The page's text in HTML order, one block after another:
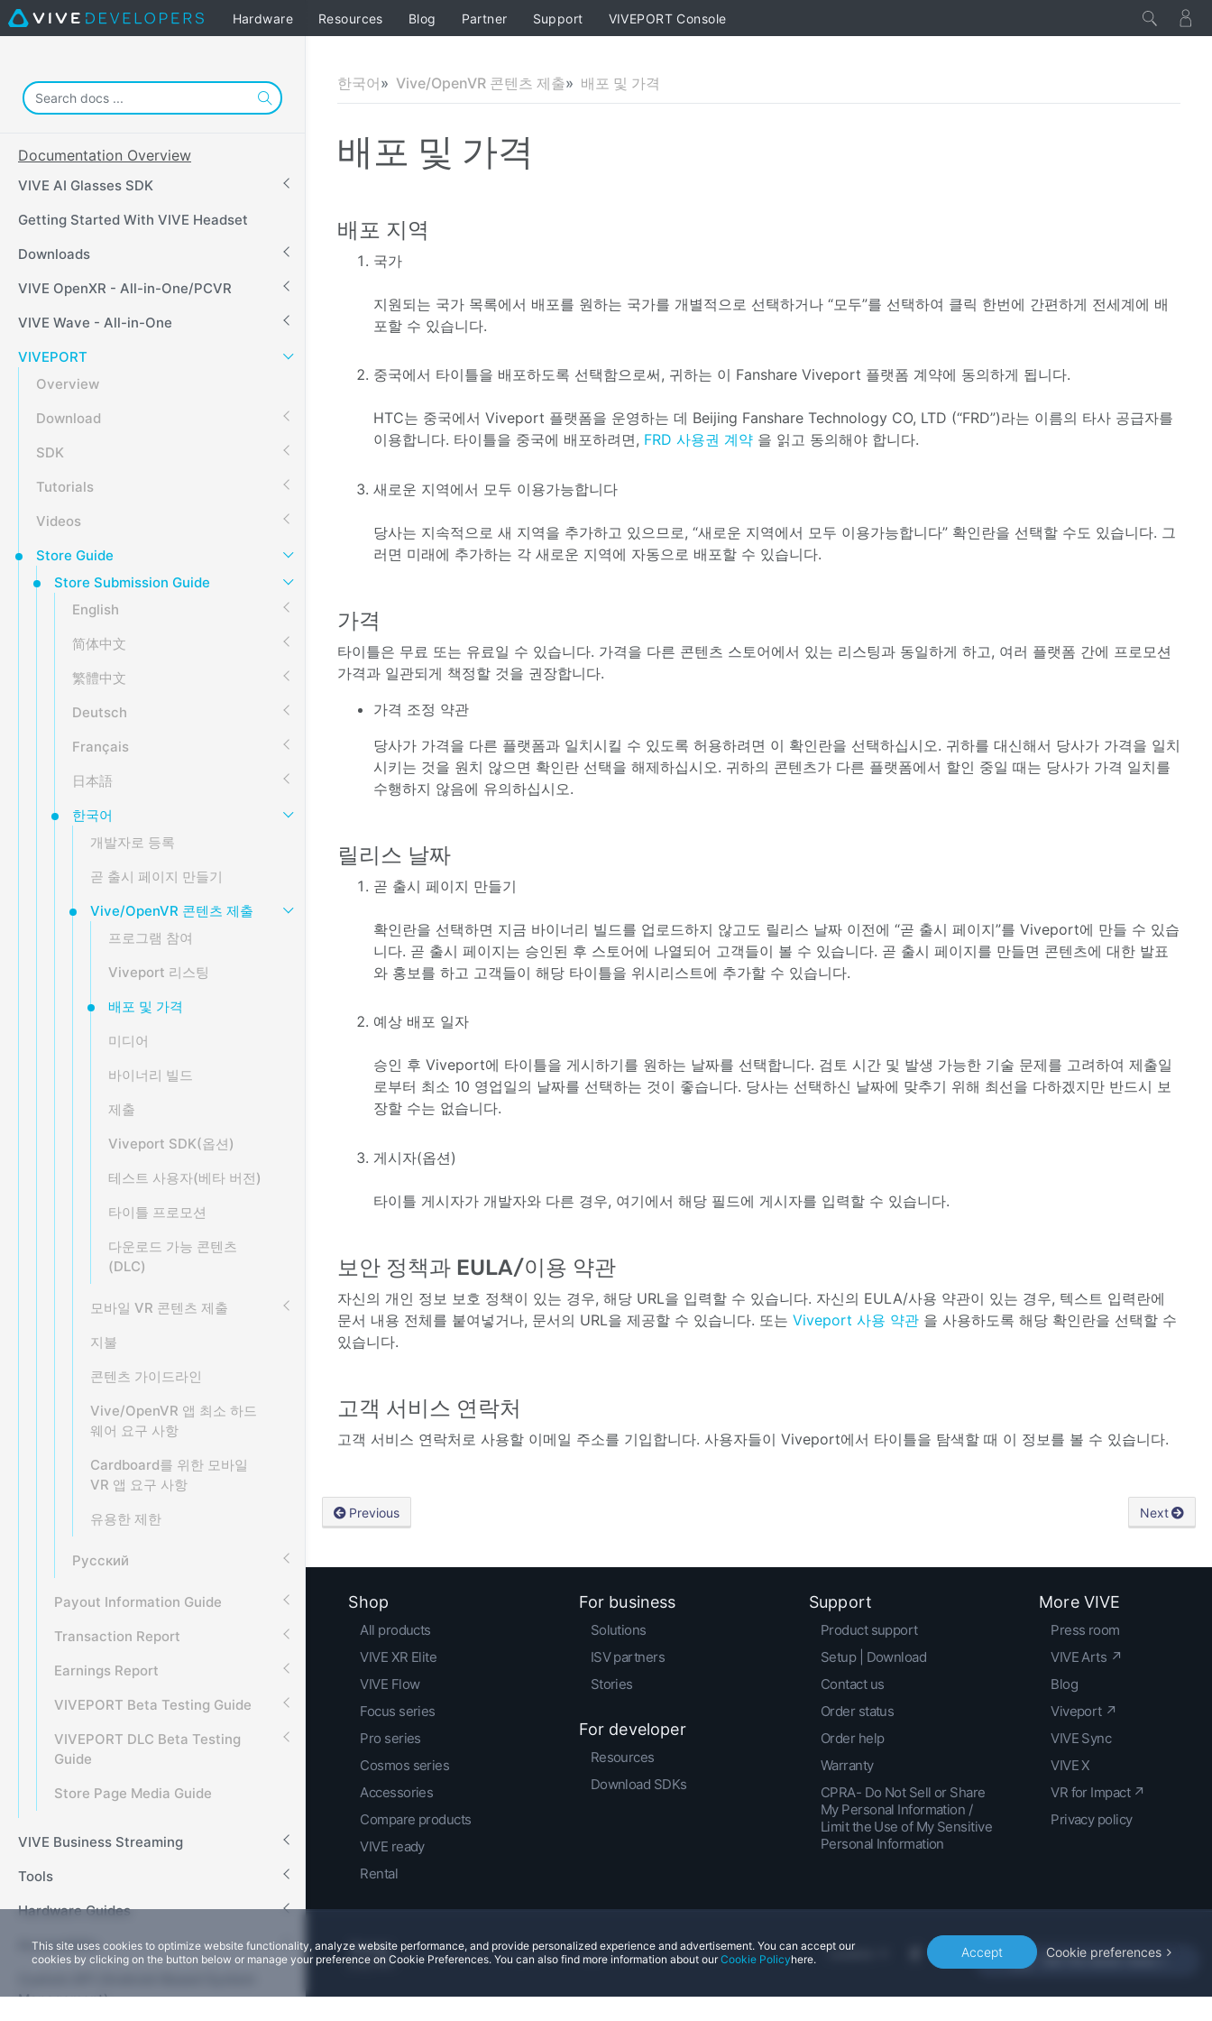
Hardware Resources Blog Partner Support VIVEPORT Console
Documentation Overview
VIVE AI Glasses SDK
Getting Started With VIVE Headset
Downloads
VIVE OpenXR - All-in-One/PCVR
VIVE Wave - All-in-One
VIVEPORT
Overview
Download
SDK
Tutorials
Videos
Store Guide
Store Submission Guide
English
简体中文
繁體中文
Deutsch
Français
日本語
한국어
개발자로 등록
곧 출시 페이지 만들기
Vive/OpenVR 콘텐츠 제출
프로그램 참여
Viveport 리스팅
배포 및 가격
미디어
바이너리 빌드
제출
Viveport SDK(옵션)
테스트 사용자(베타 버전)
타이틀 프로모션
다운로드 가능 콘텐츠
(DLC)
모바일 VR 콘텐츠 제출
지불
콘텐츠 가이드라인
Vive/OpenVR 앱 최소 하드
웨어 요구 사항
Cardboard를 위한 모바일
VR 앱 요구 사항
유용한 제한
Русский
Payout Information Guide
Transaction Report
Earnings Report
VIVEPORT Beta Testing Guide
VIVEPORT DLC Beta Testing
Guide
Store Page Media Guide
VIVE Business Streaming
Tools
Hardware Guides
Accessibilty
Management)
한국어 Vive/OpenVR 콘텐츠 제출 배포 및 가격
배포 및 가격
배포 지역
국가
지원되는 국가 목록에서 배포를 원하는 국가를 개별적으로 선택하거나 “모두”를 선택하여 클릭 한번에 간편하게 전세계에 배
포할 수 있습니다.
중국에서 타이틀을 배포하도록 선택함으로써, 귀하는 이 Fanshare Viveport 플랫폼 계약에 동의하게 됩니다.
HTC는 중국에서 Viveport 플랫폼을 운영하는 데 Beijing Fanshare Technology CO, LTD (“FRD”)라는 이름의 타사 공급자를
이용합니다. 타이틀을 중국에 배포하려면, FRD 사용권 계약 을 읽고 동의해야 합니다.
새로운 지역에서 모두 이용가능합니다
당사는 지속적으로 새 지역을 추가하고 있으므로, “새로운 지역에서 모두 이용가능합니다” 확인란을 선택할 수도 있습니다. 그
러면 미래에 추가하는 각 새로운 지역에 자동으로 배포할 수 있습니다.
가격
타이틀은 무료 또는 유료일 수 있습니다. 가격을 다른 콘텐츠 스토어에서 있는 리스팅과 동일하게 하고, 여러 플랫폼 간에 프로모션
가격과 일관되게 책정할 것을 권장합니다.
가격 조정 약관
당사가 가격을 다른 플랫폼과 일치시킬 수 있도록 허용하려면 이 확인란을 선택하십시오. 귀하를 대신해서 당사가 가격을 일치
시키는 것을 원치 않으면 확인란 선택을 해제하십시오. 귀하의 콘텐츠가 다른 플랫폼에서 할인 중일 때는 당사가 가격 일치를
수행하지 않음에 유의하십시오.
릴리스 날짜
곧 출시 페이지 만들기
확인란을 선택하면 지금 바이너리 빌드를 업로드하지 않고도 릴리스 날짜 이전에 “곧 출시 페이지”를 Viveport에 만들 수 있습
니다. 곧 출시 페이지는 승인된 후 스토어에 나열되어 고객들이 볼 수 있습니다. 곧 출시 페이지를 만들면 콘텐츠에 대한 발표
와 홍보를 하고 고객들이 해당 타이틀을 위시리스트에 추가할 수 있습니다.
예상 배포 일자
승인 후 Viveport에 타이틀을 게시하기를 원하는 날짜를 선택합니다. 검토 시간 및 발생 가능한 기술 문제를 고려하여 제출일
로부터 최소 10 영업일의 날짜를 선택하는 것이 좋습니다. 당사는 선택하신 날짜에 맞추기 위해 최선을 다하겠지만 반드시 보
장할 수는 없습니다.
게시자(옵션)
타이틀 게시자가 개발자와 다른 경우, 여기에서 해당 필드에 게시자를 입력할 수 있습니다.
보안 정책과 EULA/이용 약관
자신의 개인 정보 보호 정책이 있는 경우, 해당 URL을 입력할 수 있습니다. 자신의 EULA/사용 약관이 있는 경우, 텍스트 입력란에
문서 내용 전체를 붙여넣거나, 문서의 URL을 제공할 수 있습니다. 또는 Viveport 사용 약관 을 사용하도록 해당 확인란을 선택할 수
있습니다.
고객 서비스 연락처
고객 서비스 연락처로 사용할 이메일 주소를 기입합니다. 사용자들이 Viveport에서 타이틀을 탐색할 때 이 정보를 볼 수 있습니다.
Previous Next
Get the latest news »
This site uses cookies to optimize website functionality, analyze website performance, and provide personalized experience and advertisement. You can accept our
cookies by clicking on the button below or manage your preference on Cookie Preferences. You can also find more information about ourCookie Policyhere. Accept Cookie preferences
Shop
All products
VIVE XR Elite
VIVE Flow
Focus series
Pro series
Cosmos series
Accessories
Compare products
VIVE ready
Rental
For business
Solutions
ISV partners
Stories
For developer
Resources
Download SDKs
Support
Product support
Setup | Download
Contact us
Order status
Order help
Warranty
CPRA- Do Not Sell or Share
My Personal Information /
Limit the Use of My Sensitive
Personal Information
More VIVE
Press room
VIVE Arts ↗
Blog
Viveport ↗
VIVE Sync
VIVE X
VR for Impact ↗
Privacy policy
Location
© 2011-2026 HTC Corporation Legal Terms Cookies